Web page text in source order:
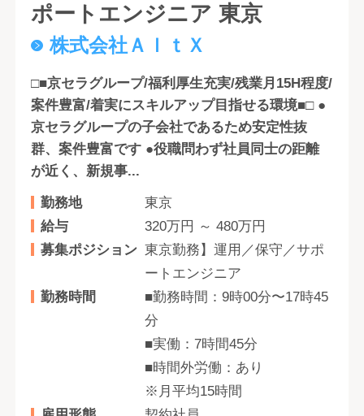
ポートエンジニア 東京
株式会社ＡｌｔＸ
□■京セラグループ/福利厚生充実/残業月15H程度/
案件豊富/着実にスキルアップ目指せる環境■□ ●
京セラグループの子会社であるため安定性抜
群、案件豊富です ●役職問わず社員同士の距離
が近く、新規事...
勤務地
東京
給与
320万円 ～ 480万円
募集ポジション 東京勤務】運用／保守／サポ
ートエンジニア
勤務時間
■勤務時間：9時00分〜17時45
分
■実働：7時間45分
■時間外労働：あり
※月平均15時間